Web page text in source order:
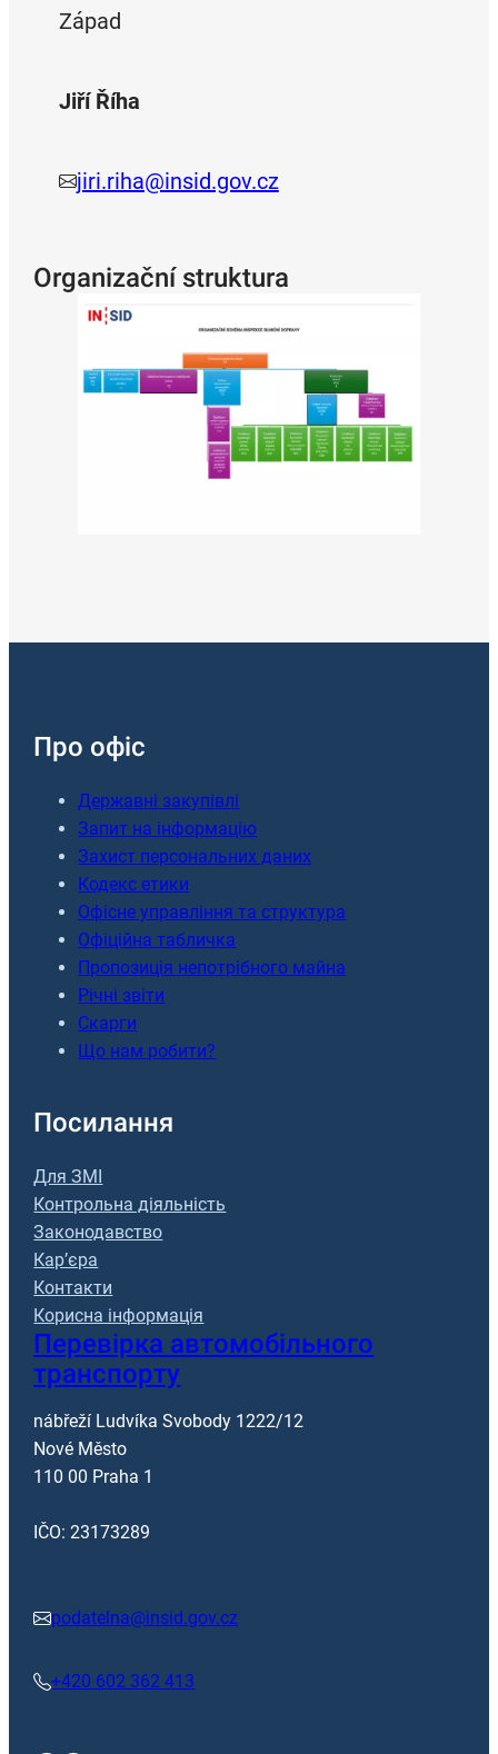
Západ
Jiří Říha
jiri.riha@insid.gov.cz
Organizační struktura
Про офіс
Державні закупівлі
Запит на інформацію
Захист персональних даних
Кодекс етики
Офісне управління та структура
Офіційна табличка
Пропозиція непотрібного майна
Річні звіти
Скарги
Що нам робити?
Посилання
Для ЗМІ
Контрольна діяльність
Законодавство
Кар’єра
Контакти
Корисна інформація
Перевірка автомобільного
транспорту
nábřeží Ludvíka Svobody 1222/12
Nové Město
110 00 Praha 1
IČO: 23173289
podatelna@insid.gov.cz
+420 602 362 413